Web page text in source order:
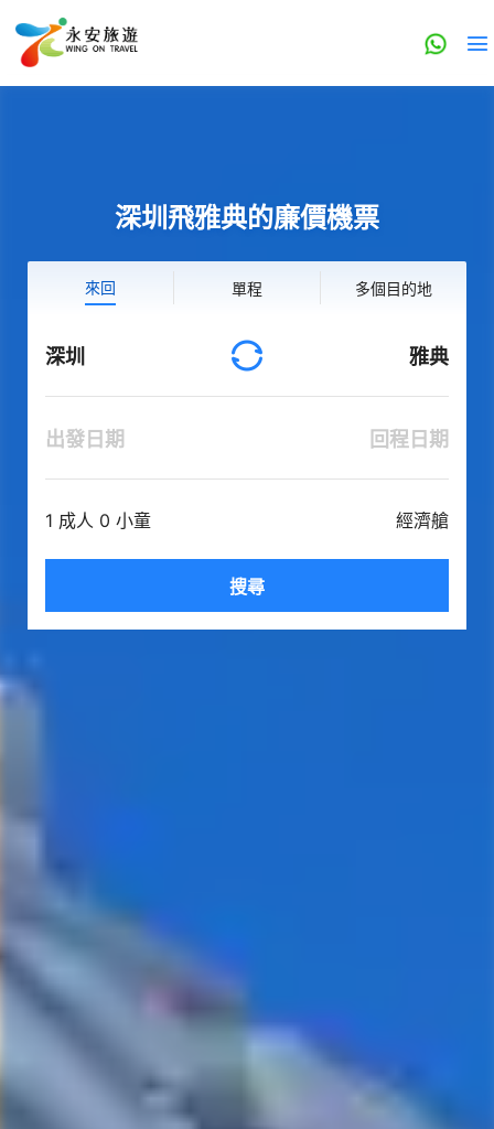
深圳飛雅典的廉價機票
來回 單程 多個目的地
深圳 雅典
出發日期 回程日期
1 成人 0 小童 經濟艙
搜尋